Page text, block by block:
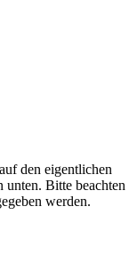
den eigentlichen
Bitte beachten
werden.